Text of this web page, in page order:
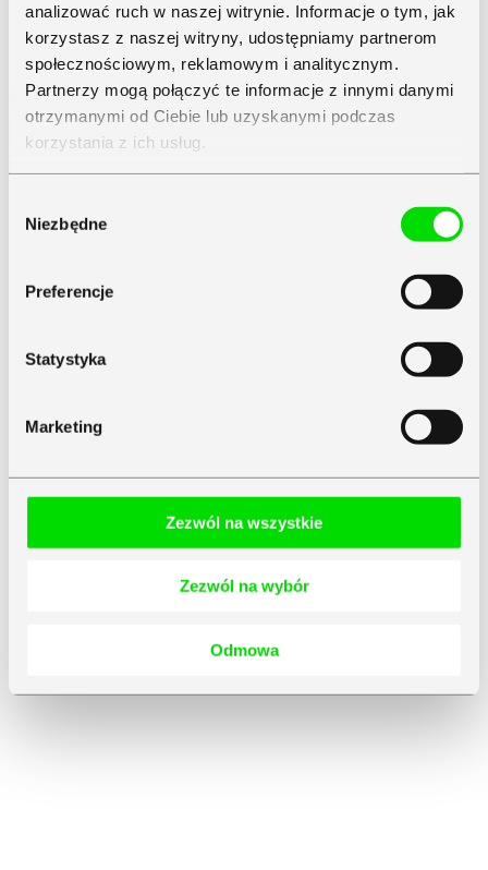
analizować ruch w naszej witrynie. Informacje o tym, jak
korzystasz z naszej witryny, udostępniamy partnerom
społecznościowym, reklamowym i analitycznym.
Partnerzy mogą połączyć te informacje z innymi danymi
otrzymanymi od Ciebie lub uzyskanymi podczas
korzystania z ich usług.
zgody
Niezbędne
Preferencje
Statystyka
Marketing
Zezwól na wszystkie
Zezwól na wybór
Odmowa